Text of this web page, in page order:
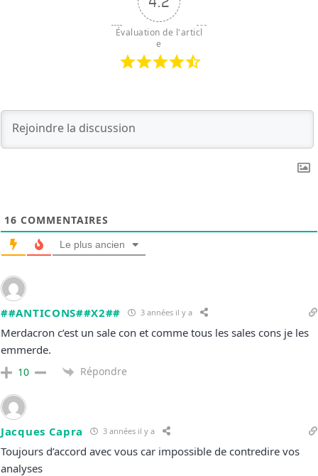
Évaluation de l'articl
e
16 COMMENTAIRES
Le plus ancien
##ANTICONS##X2## 3 années il y a
Merdacron c’est un sale con et comme tous les sales cons je les
emmerde.
10 Répondre
Jacques Capra 3 années il y a
Toujours d’accord avec vous car impossible de contredire vos
analyses